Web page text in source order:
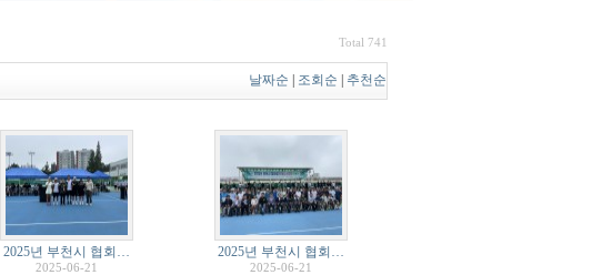
Total 741
날짜순 조회순 추천순
2025년 부천시 협회…
2025-06-21
2025년 부천시 협회…
2025-06-21